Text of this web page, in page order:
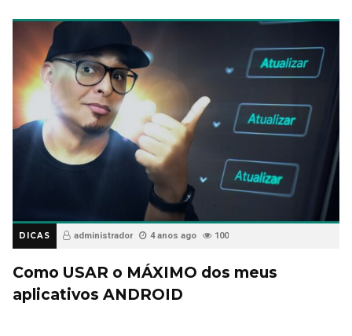
DICAS administrador 4 anos ago 100
Como USAR o MÁXIMO dos meus
aplicativos ANDROID